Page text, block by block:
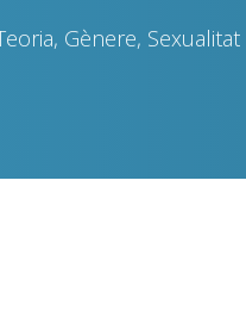
Gènere, Sexualitat